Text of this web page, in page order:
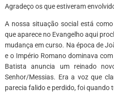
Agradeço os que estiveram
A nossa situação social está
que aparece no Evangelho aqui
mudança em curso. Na época de
e o Império Romano dominava
Batista anuncia um reinado
Senhor/Messias. Era a voz que
parecia falido e perdido, foi quando